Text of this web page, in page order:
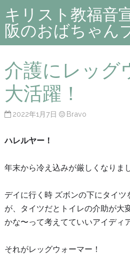
キリスト教福音
阪のおばちゃん
介護にレッグ
大活躍！
2022年1月7日 Bravo
ハレルヤー！
年末から冷え込みが厳しくなりま
デイに行く時 ズボンの下にタイツ
が、タイツだとトイレの介助が大
かな〜って考えてていいアイディ
それがレッグウォーマー！